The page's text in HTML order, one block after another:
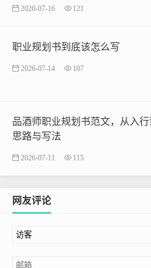
2026-07-16 121
职业规划书到底该怎么写
2026-07-14 107
品酒师职业规划书范文，从入
思路与写法
2026-07-11 115
网友评论